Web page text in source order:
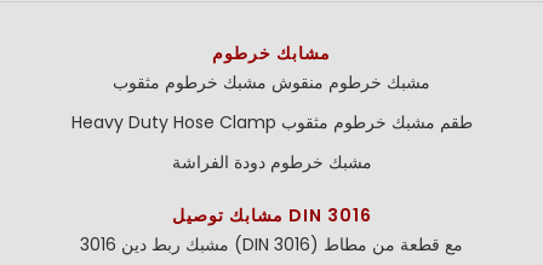
مشابك خرطوم
مشبك خرطوم مثقوب مشبك خرطوم منقوش
Heavy Duty Hose Clamp طقم مشبك خرطوم مثقوب
مشبك خرطوم دودة الفراشة
مشابك توصيل DIN 3016
مشبك ربط دين 3016 (DIN 3016) مع قطعة من مطاط